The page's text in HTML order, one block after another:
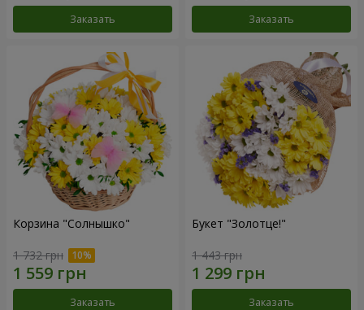
Заказать Заказать
Корзина "Солнышко"
1 732 грн
Заказать
Букет "Золотце!"
1 443 грн
Заказать